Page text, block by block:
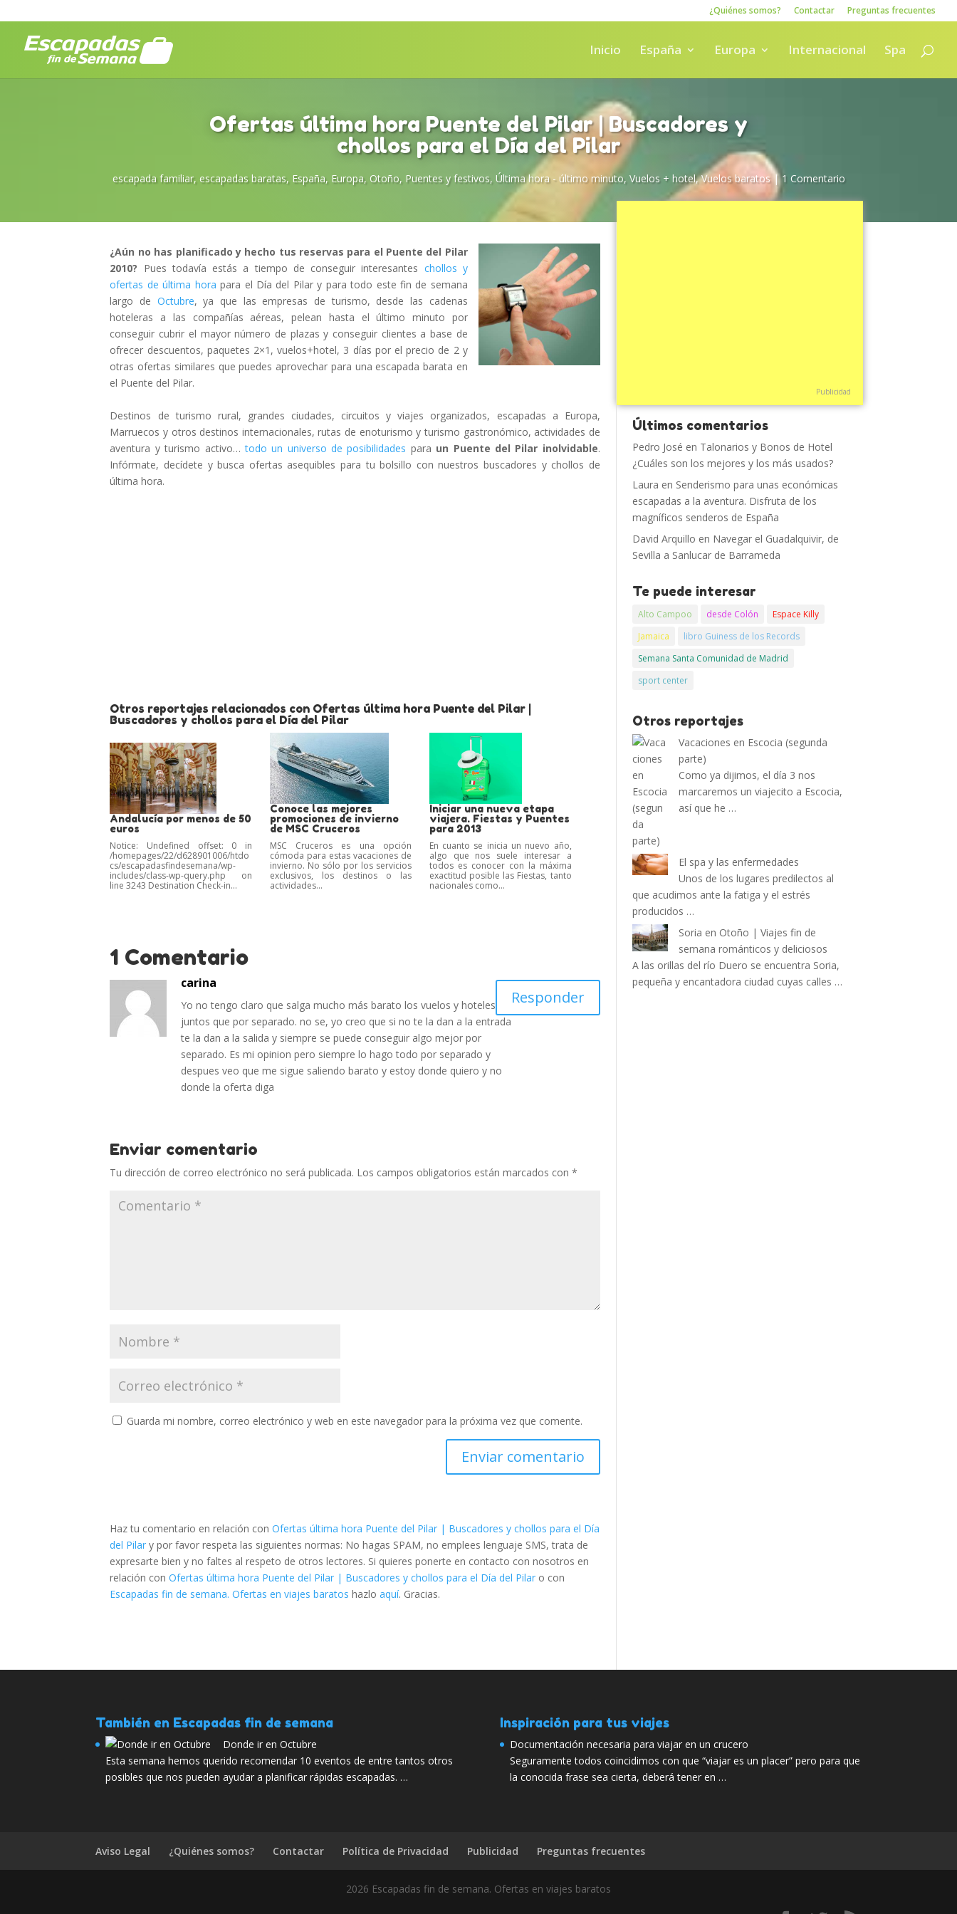
¿Quiénes somos? Contactar Preguntas frecuentes
Inicio España Europa Internacional Spa
Ofertas última hora Puente del Pilar | Buscadores y
chollos para el Día del Pilar
escapada familiar, escapadas baratas, España, Europa, Otoño, Puentes y festivos, Última hora - último minuto, Vuelos + hotel,Vuelos baratos|1 Comentario
¿Aún no has planificado y hecho tus reservas para el Puente del Pilar
2010? Pues todavía estás a tiempo de conseguir interesantes chollos y
ofertas de última hora para el Día del Pilar y para todo este fin de semana
largo de Octubre, ya que las empresas de turismo, desde las cadenas
hoteleras a las compañías aéreas, pelean hasta el último minuto por
conseguir cubrir el mayor número de plazas y conseguir clientes a base de
ofrecer descuentos, paquetes 2×1, vuelos+hotel, 3 días por el precio de 2 y
otras ofertas similares que puedes aprovechar para una escapada barata en
el Puente del Pilar.
Destinos de turismo rural, grandes ciudades, circuitos y viajes organizados, escapadas a Europa,
Marruecos y otros destinos internacionales, rutas de enoturismo y turismo gastronómico, actividades de
aventura y turismo activo…todo un universo de posibilidades para un Puente del Pilar inolvidable.
Infórmate, decídete y busca ofertas asequibles para tu bolsillo con nuestros buscadores y chollos de
última hora.
Otros reportajes relacionados con Ofertas última hora Puente del Pilar |
Buscadores y chollos para el Día del Pilar
Andalucía por menos de 50
euros
Notice: Undefined offset: 0 in
/homepages/22/d628901006/htdo
cs/escapadasfindesemana/wp-
includes/class-wp-query.php on
line 3243 Destination Check-in...
Conoce las mejores
promociones de invierno
de MSC Cruceros
MSC Cruceros es una opción
cómoda para estas vacaciones de
invierno. No sólo por los servicios
exclusivos, los destinos o las
actividades...
Iniciar una nueva etapa
viajera. Fiestas y Puentes
para 2013
En cuanto se inicia un nuevo año,
algo que nos suele interesar a
todos es conocer con la máxima
exactitud posible las Fiestas, tanto
nacionales como...
1 Comentario
carina
Yo no tengo claro que salga mucho más barato los vuelos y hoteles
juntos que por separado. no se, yo creo que si no te la dan a la entrada
te la dan a la salida y siempre se puede conseguir algo mejor por
separado. Es mi opinion pero siempre lo hago todo por separado y
despues veo que me sigue saliendo barato y estoy donde quiero y no
donde la oferta diga
Responder
Enviar comentario
Tu dirección de correo electrónico no será publicada. Los campos obligatorios están marcados con*
Guarda mi nombre, correo electrónico y web en este navegador para la próxima vez que comente.
Haz tu comentario en relación conOfertas última hora Puente del Pilar | Buscadores y chollos para el Día
del Pilar y por favor respeta las siguientes normas: No hagas SPAM, no emplees lenguaje SMS, trata de
expresarte bien y no faltes al respeto de otros lectores. Si quieres ponerte en contacto con nosotros en
relación conOfertas última hora Puente del Pilar | Buscadores y chollos para el Día del Pilar o con
Escapadas fin de semana. Ofertas en viajes baratos hazloaquí. Gracias.
Publicidad
Últimos comentarios
Pedro José en Talonarios y Bonos de Hotel
¿Cuáles son los mejores y los más usados?
Laura en Senderismo para unas económicas
escapadas a la aventura. Disfruta de los
magníficos senderos de España
David Arquillo en Navegar el Guadalquivir, de
Sevilla a Sanlucar de Barrameda
Te puede interesar
Alto Campoo desde Colón
Espace Killy
Jamaica
libro Guiness de los Records
Semana Santa Comunidad de Madrid
sport center
Otros reportajes
Vacaciones en Escocia (segunda
parte)
Como ya dijimos, el día 3 nos
marcaremos un viajecito a Escocia,
así que he …
El spa y las enfermedades
Unos de los lugares predilectos al
que acudimos ante la fatiga y el estrés
producidos …
Soria en Otoño | Viajes fin de
semana románticos y deliciosos
A las orillas del río Duero se encuentra Soria,
pequeña y encantadora ciudad cuyas calles …
También en Escapadas fin de semana
Donde ir en Octubre
Esta semana hemos querido recomendar 10 eventos de entre tantos otros
posibles que nos pueden ayudar a planificar rápidas escapadas. …
Inspiración para tus viajes
Documentación necesaria para viajar en un crucero
Seguramente todos coincidimos con que “viajar es un placer” pero para que
la conocida frase sea cierta, deberá tener en …
Aviso Legal ¿Quiénes somos? Contactar Política de Privacidad Publicidad Preguntas frecuentes
2026 Escapadas fin de semana. Ofertas en viajes baratos